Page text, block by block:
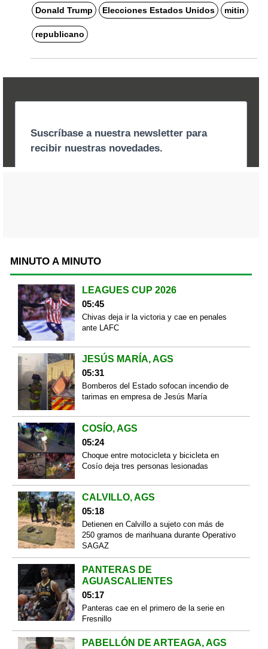
Donald Trump Elecciones Estados Unidos mitin
republicano
MINUTO A MINUTO
LEAGUES CUP 2026
05:45
Chivas deja ir la victoria y cae en penales
ante LAFC
JESÚS MARÍA, AGS
05:31
Bomberos del Estado sofocan incendio de
tarimas en empresa de Jesús María
COSÍO, AGS
05:24
Choque entre motocicleta y bicicleta en
Cosío deja tres personas lesionadas
CALVILLO, AGS
05:18
Detienen en Calvillo a sujeto con más de
250 gramos de marihuana durante Operativo
SAGAZ
PANTERAS DE
AGUASCALIENTES
05:17
Panteras cae en el primero de la serie en
Fresnillo
PABELLÓN DE ARTEAGA, AGS